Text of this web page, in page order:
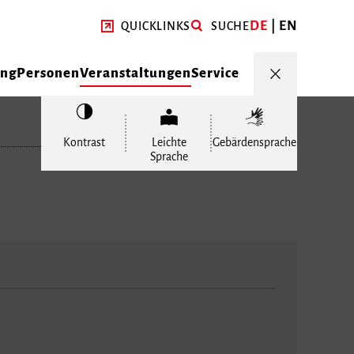
QUICKLINKS SUCHEDE EN
PersonenVeranstaltungenService
Kontrast
Leichte
Sprache
Gebärdensprache